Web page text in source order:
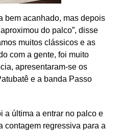
bem acanhado, mas depois
do palco”, disse
muitos clássicos e as
com a gente, foi muito
apresentaram-se os
e a banda Passo
a última a entrar no palco e
contagem regressiva para a